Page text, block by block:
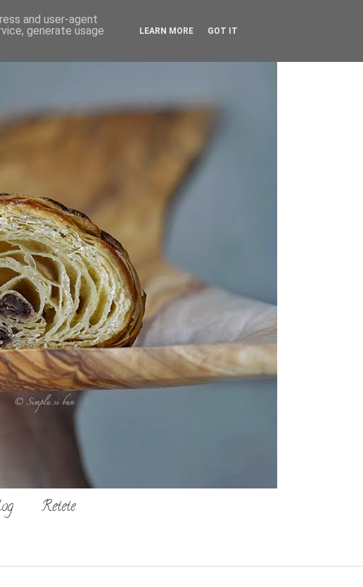
Retete
and user-agent
generate usage
LEARN MORE GOT IT